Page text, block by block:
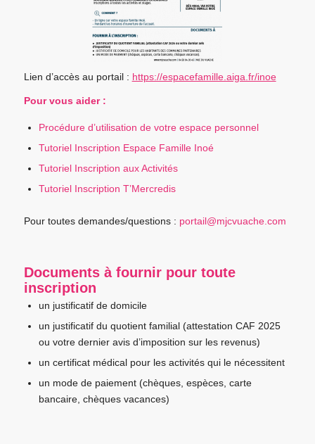
Lien d’accès au portail : https://espacefamille.aiga.fr/inoe
Pour vous aider :
Procédure d’utilisation de votre espace personnel
Tutoriel Inscription Espace Famille Inoé
Tutoriel Inscription aux Activités
Tutoriel Inscription T’Mercredis
Pour toutes demandes/questions : portail@mjcvuache.com
Documents à fournir pour toute
inscription
un justificatif de domicile
un justificatif du quotient familial (attestation CAF 2025
ou votre dernier avis d’imposition sur les revenus)
un certificat médical pour les activités qui le nécessitent
un mode de paiement (chèques, espèces, carte
bancaire, chèques vacances)